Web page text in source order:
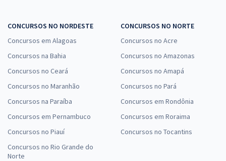
CONCURSOS NO NORDESTE
Concursos em Alagoas
Concursos na Bahia
Concursos no Ceará
Concursos no Maranhão
Concursos na Paraíba
Concursos em Pernambuco
Concursos no Piauí
Concursos no Rio Grande do
Norte
CONCURSOS NO NORTE
Concursos no Acre
Concursos no Amazonas
Concursos no Amapá
Concursos no Pará
Concursos em Rondônia
Concursos em Roraima
Concursos no Tocantins